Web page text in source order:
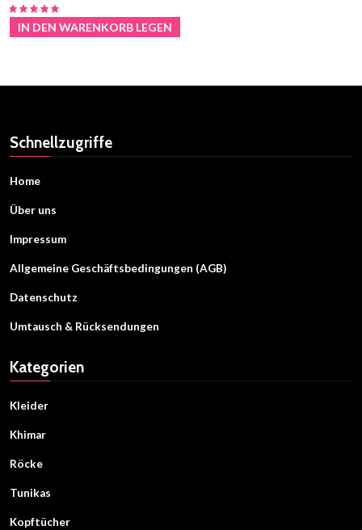
IN DEN WARENKORB LEGEN
Schnellzugriffe
Home
Über uns
Impressum
Allgemeine Geschäftsbedingungen (AGB)
Datenschutz
Umtausch & Rücksendungen
Kategorien
Kleider
Khimar
Röcke
Tunikas
Kopftücher